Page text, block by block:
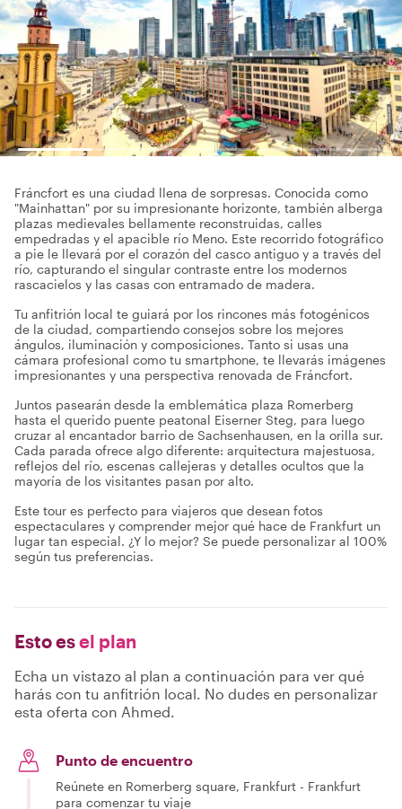
Fráncfort es una ciudad llena de sorpresas. Conocida como
"Mainhattan" por su impresionante horizonte, también alberga
plazas medievales bellamente reconstruidas, calles
empedradas y el apacible río Meno. Este recorrido fotográfico
a pie le llevará por el corazón del casco antiguo y a través del
río, capturando el singular contraste entre los modernos
rascacielos y las casas con entramado de madera.
Tu anfitrión local te guiará por los rincones más fotogénicos
de la ciudad, compartiendo consejos sobre los mejores
ángulos, iluminación y composiciones. Tanto si usas una
cámara profesional como tu smartphone, te llevarás imágenes
impresionantes y una perspectiva renovada de Fráncfort.
Juntos pasearán desde la emblemática plaza Romerberg
hasta el querido puente peatonal Eiserner Steg, para luego
cruzar al encantador barrio de Sachsenhausen, en la orilla sur.
Cada parada ofrece algo diferente: arquitectura majestuosa,
reflejos del río, escenas callejeras y detalles ocultos que la
mayoría de los visitantes pasan por alto.
Este tour es perfecto para viajeros que desean fotos
espectaculares y comprender mejor qué hace de Frankfurt un
lugar tan especial. ¿Y lo mejor? Se puede personalizar al 100%
según tus preferencias.
Esto esel plan
Echa un vistazo al plan a continuación para ver qué
harás con tu anfitrión local. No dudes en personalizar
esta oferta con Ahmed.
Punto de encuentro
Reúnete en Romerberg square, Frankfurt - Frankfurt
para comenzar tu viaje